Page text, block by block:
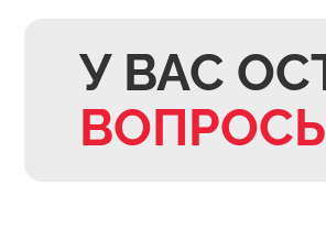
У ВАС